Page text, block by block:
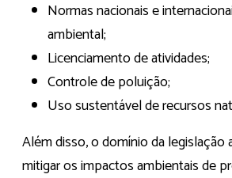
Normas nacionais e
ambiental;
Licenciamento de atividades;
Controle de poluição;
Uso sustentável de recursos
Além disso, o domínio da legislação
mitigar os impactos ambientais de